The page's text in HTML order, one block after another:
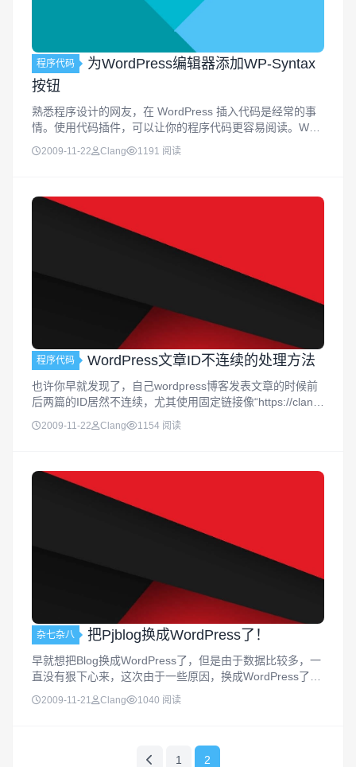
程序代码
为WordPress编辑器添加WP-Syntax
按钮
熟悉程序设计的网友，在 WordPress 插入代码是经常的事
情。使用代码插件，可以让你的程序代码更容易阅读。WP-
Syntax 就是这样一个代码插件，不过，WP-Syntax 插件使
用起来却并不太方便。 使用这个插件，每次插入代码的...
2009-11-22 Clang 1191 阅读
程序代码 WordPress文章ID不连续的处理方法
也许你早就发现了，自己wordpress博客发表文章的时候前
后两篇的ID居然不连续，尤其使用固定链接像“https://clang.
cn/archives/188”这种模式的，会很容易发现，通常前后两
篇文章的ID会差个2到3的，虽然说...
2009-11-22 Clang 1154 阅读
杂七杂八 把Pjblog换成WordPress了！
早就想把Blog换成WordPress了，但是由于数据比较多，一
直没有狠下心来，这次由于一些原因，换成WordPress了，
除了备份MySql麻烦一些外，其他都不是问题，转换后的文
章一些细节也不改了，就这么地吧！几篇比较重要的日志正
2009-11-21 Clang 1040 阅读
1 2